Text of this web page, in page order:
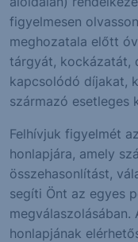
figyelmesen
meghozatala előtt
tárgyát, kockázatát,
kapcsolódó díjakat,
származó esetleges
Felhívjuk figyelmét
honlapjára, amely
összehasonlítást,
segíti Önt az egyes
honlapjának